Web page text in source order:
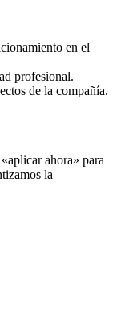
en el
profesional.
de la compañía.
ahora» para
la